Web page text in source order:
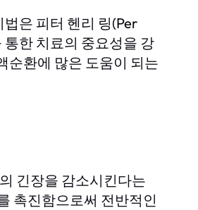
은 피터 헨리 링(Per
한 치료의 중요성을 강
순환에 많은 도움이 되는
긴장을 감소시킨다는
촉진함으로써 전반적인